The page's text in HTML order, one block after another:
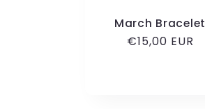
March Bracelet
Κανονική
€15,00 EUR